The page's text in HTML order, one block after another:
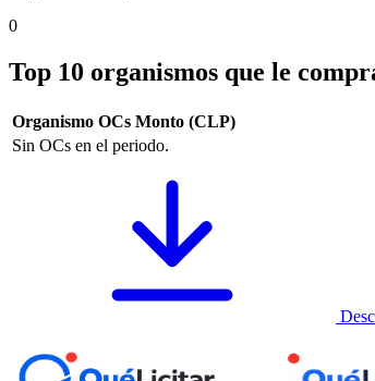
0
Top 10 organismos que le
Organismo OCs Monto (CLP)
Sin OCs en el periodo.